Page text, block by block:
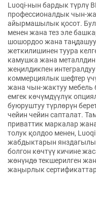
Luoqi-нын бардык түрлү
профессионалдык чын-
айырмашылык қосот. Бул
менен жана тез эле
шошордоо жана
жеткилишинен туура
камушка жана
жеңилдикпен
коммерциялык шефтер
жана чын-жактуу мебель
емгек көчүмдүүлүк
буюруштуу түрлөрүн
чейин чейин сапталат.
приваттик маркалар
толук қолдоо менен,
жабдыктарын
болгон көчтүү кичине
жөнүндө текшерилген
жаңырлык